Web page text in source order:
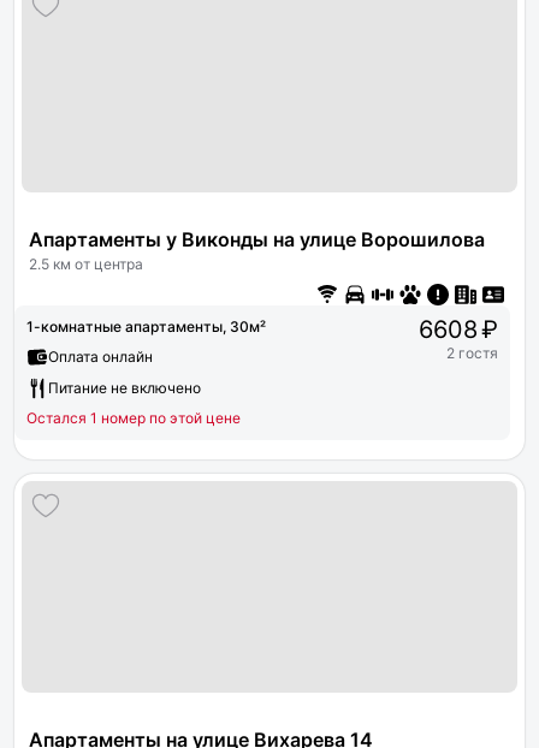
Апартаменты у Виконды на улице Ворошилова
2.5 км от центра
1-комнатные апартаменты, 30м²
Оплата онлайн
Питание не включено
Остался 1 номер по этой цене
6608 ₽
2 гостя
Апартаменты на улице Вихарева 14